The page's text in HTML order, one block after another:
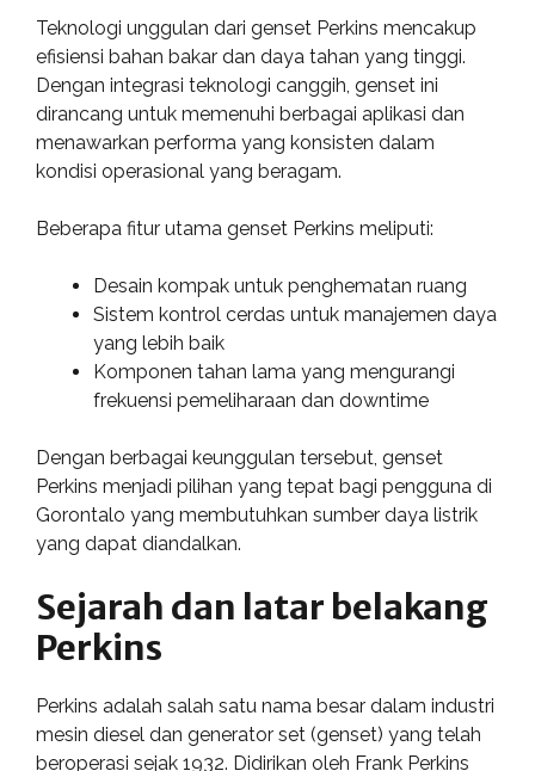
Teknologi unggulan dari genset Perkins mencakup
efisiensi bahan bakar dan daya tahan yang tinggi.
Dengan integrasi teknologi canggih, genset ini
dirancang untuk memenuhi berbagai aplikasi dan
menawarkan performa yang konsisten dalam
kondisi operasional yang beragam.
Beberapa fitur utama genset Perkins meliputi:
Desain kompak untuk penghematan ruang
Sistem kontrol cerdas untuk manajemen daya
yang lebih baik
Komponen tahan lama yang mengurangi
frekuensi pemeliharaan dan downtime
Dengan berbagai keunggulan tersebut, genset
Perkins menjadi pilihan yang tepat bagi pengguna di
Gorontalo yang membutuhkan sumber daya listrik
yang dapat diandalkan.
Sejarah dan latar belakang
Perkins
Perkins adalah salah satu nama besar dalam industri
mesin diesel dan generator set (genset) yang telah
beroperasi sejak 1932. Didirikan oleh Frank Perkins